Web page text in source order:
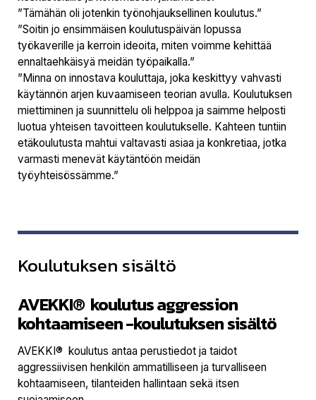
”Tämähän oli jotenkin työnohjauksellinen koulutus.”
”Soitin jo ensimmäisen koulutuspäivän lopussa
työkaverille ja kerroin ideoita, miten voimme kehittää
ennaltaehkäisyä meidän työpaikalla.”
”Minna on innostava kouluttaja, joka keskittyy vahvasti
käytännön arjen kuvaamiseen teorian avulla. Koulutuksen
miettiminen ja suunnittelu oli helppoa ja saimme helposti
luotua yhteisen tavoitteen koulutukselle. Kahteen tuntiin
etäkoulutusta mahtui valtavasti asiaa ja konkretiaa, jotka
varmasti menevät käytäntöön meidän
työyhteisössämme.”
Koulutuksen sisältö
AVEKKI® koulutus aggression
kohtaamiseen -koulutuksen sisältö
AVEKKI® koulutus antaa perustiedot ja taidot
aggressiivisen henkilön ammatilliseen ja turvalliseen
kohtaamiseen, tilanteiden hallintaan sekä itsen